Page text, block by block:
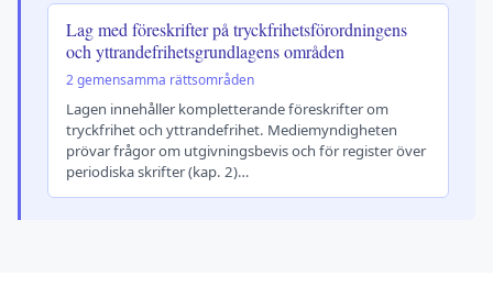
Lag med föreskrifter på tryckfrihetsförordningens
och yttrandefrihetsgrundlagens områden
2 gemensamma rättsområden
Lagen innehåller kompletterande föreskrifter om
tryckfrihet och yttrandefrihet. Mediemyndigheten
prövar frågor om utgivningsbevis och för register över
periodiska skrifter (kap. 2)…